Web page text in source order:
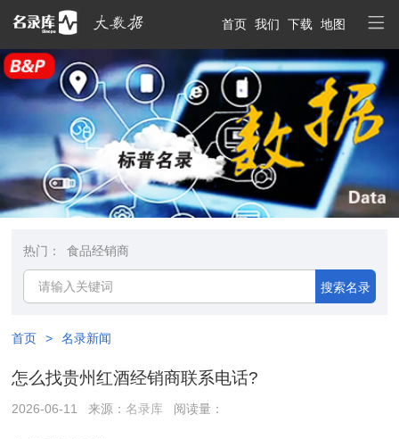
首页 我们 下载 地图
热门： 食品经销商
搜索名录
首页 > 名录新闻
怎么找贵州红酒经销商联系电话?
2026-06-11 来源：名录库 阅读量：